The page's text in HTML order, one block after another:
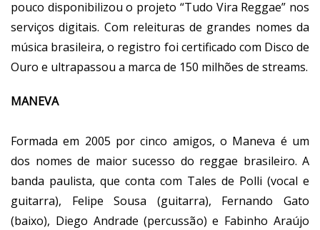
pouco disponibilizou o projeto “Tudo Vira Reggae” nos
serviços digitais. Com releituras de grandes nomes da
música brasileira, o registro foi certificado com Disco de
Ouro e ultrapassou a marca de 150 milhões de streams.
MANEVA
Formada em 2005 por cinco amigos, o Maneva é um
dos nomes de maior sucesso do reggae brasileiro. A
banda paulista, que conta com Tales de Polli (vocal e
guitarra), Felipe Sousa (guitarra), Fernando Gato
(baixo), Diego Andrade (percussão) e Fabinho Araújo